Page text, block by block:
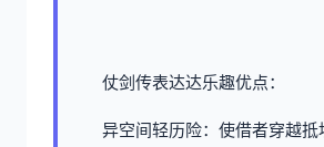
仗剑传表达达乐趣优点：
异空间轻历险：使借者穿越抵